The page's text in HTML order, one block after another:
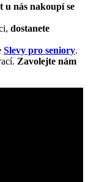
u nás nakoupí se
dostanete
Slevy pro seniory.
Zavolejte nám